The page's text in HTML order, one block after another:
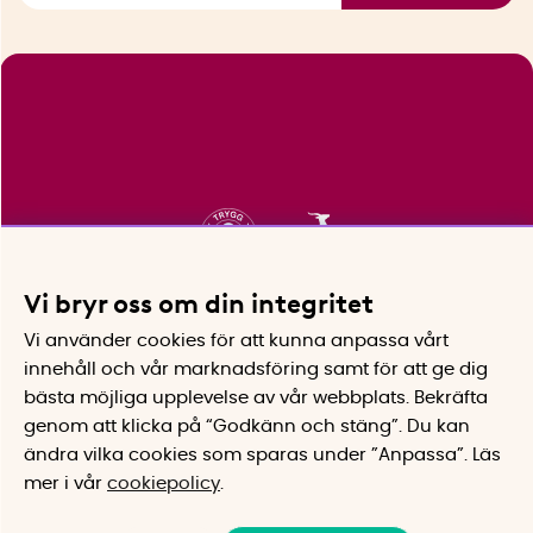
Vi bryr oss om din integritet
Vi använder cookies för att kunna anpassa vårt
innehåll och vår marknadsföring samt för att ge dig
bästa möjliga upplevelse av vår webbplats.
Bekräfta
genom att klicka på “Godkänn och stäng”. Du kan
ändra vilka cookies som sparas under ”Anpassa”.
Läs
mer i vår cookiepolicy